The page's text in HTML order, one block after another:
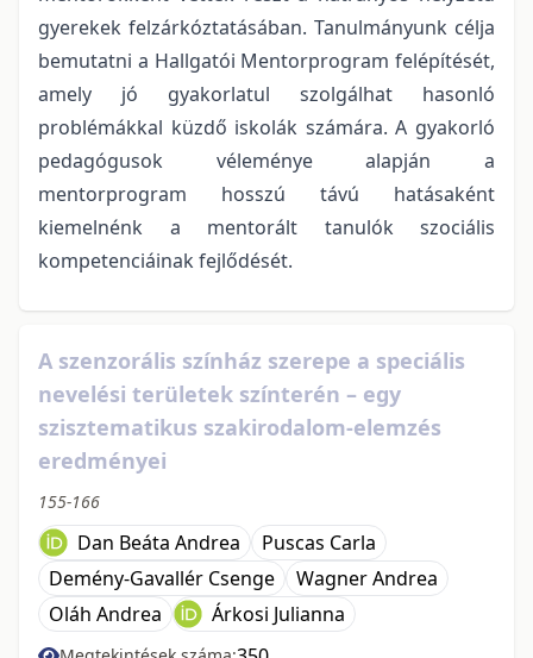
gyerekek felzárkóztatásában. Tanulmányunk célja
bemutatni a Hallgatói Mentorprogram felépítését,
amely jó gyakorlatul szolgálhat hasonló
problémákkal küzdő iskolák számára. A gyakorló
pedagógusok véleménye alapján a
mentorprogram hosszú távú hatásaként
kiemelnénk a mentorált tanulók szociális
kompetenciáinak fejlődését.
A szenzorális színház szerepe a speciális
nevelési területek színterén – egy
szisztematikus szakirodalom-elemzés
eredményei
155-166
Dan Beáta Andrea
Puscas Carla
Demény-Gavallér Csenge
Wagner Andrea
Oláh Andrea
Árkosi Julianna